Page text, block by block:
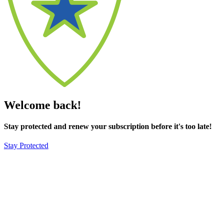
Welcome back!
Stay protected and renew your subscription before it's too late!
Stay Protected